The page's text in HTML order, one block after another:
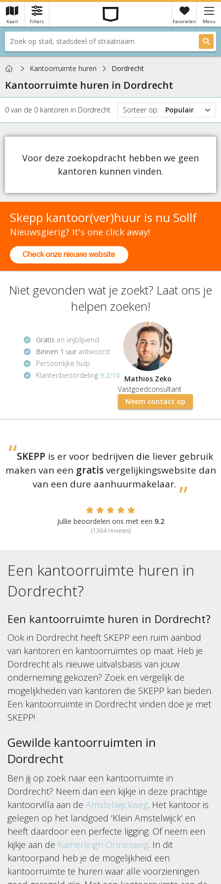
Kaart Filters Favorieten Menu
Je hebt nog geen favorieten ×
HomeKantoorruimte huren Dordrecht
Kantoorruimte huren in Dordrecht
0 van de 0 kantoren in Dordrecht Sorteer op:
Populair
Populair
Prijs
Nieuw
Voor deze zoekopdracht hebben we geen
kantoren kunnen vinden.
Skepp kantoor(ver)huur is nu Sollf
Nieuwsgierig? It's one click away!
Check onze nieuwe website
Niet gevonden wat je zoekt? Laat ons je
helpen zoeken!
Gratis en vrijblijvend
Binnen 1 uur antwoord
Persoonlijke hulp
Klantenbeoordeling 9.2/10 Mathios Zeko
Vastgoedconsultant
Neem contact op
SKEPP is er voor bedrijven die liever gebruik
maken van een gratisvergelijkingswebsite dan
van een dure aanhuurmakelaar.
Jullie beoordelen ons met een 9.2
(1364reviews)
Een kantoorruimte huren in
Dordrecht?
Een kantoorruimte huren in Dordrecht?
Ook in Dordrecht heeft SKEPP een ruim aanbod
van kantoren en kantoorruimtes op maat. Heb je
Dordrecht als nieuwe uitvalsbasis van jouw
onderneming gekozen? Zoek en vergelijk de
mogelijkheden van kantoren die SKEPP kan bieden.
Een kantoorruimte in Dordrecht vinden doe je met
SKEPP!
Gewilde kantoorruimten in
Dordrecht
Ben jij op zoek naar een kantoorruimte in
Dordrecht? Neem dan een kijkje in deze prachtige
kantoorvilla aan de Amstelwijckweg. Het kantoor is
gelegen op het landgoed ‘Klein Amstelwijck’ en
heeft daardoor een perfecte ligging. Of neem een
kijkje aan de Kamerlingh Onnesweg. In dit
kantoorpand heb je de mogelijkheid een
kantoorruimte te huren waar alle voorzieningen